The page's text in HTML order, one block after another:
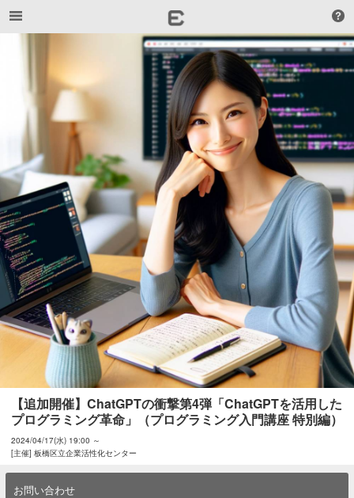
【追加開催】ChatGPTの衝撃第4弾「ChatGPTを活用した
プログラミング革命」（プログラミング入門講座 特別編）
2024/04/17(水) 19:00 ～
[主催] 板橋区立企業活性化センター
お問い合わせ